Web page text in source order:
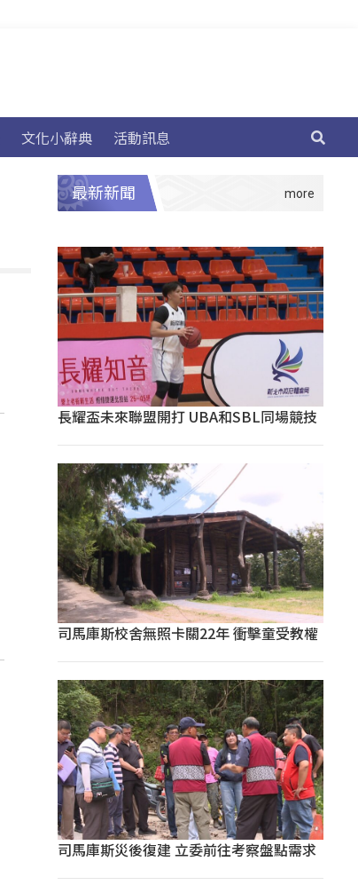
文化小辭典 活動訊息
最新新聞
長耀盃未來聯盟開打 UBA和SBL同場競技
司馬庫斯校舍無照卡關22年 衝擊童受教權
司馬庫斯災後復建 立委前往考察盤點需求